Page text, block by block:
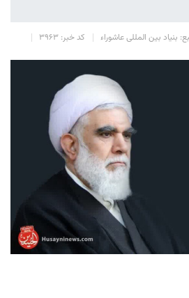
بنیاد بین المللی عاشوراء کد خبر: 3963